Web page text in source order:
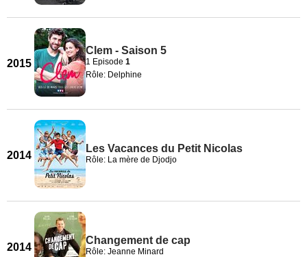
2015
Clem - Saison 5
1 Episode 1
Rôle: Delphine
2014
Les Vacances du Petit Nicolas
Rôle: La mère de Djodjo
2014
Changement de cap
Rôle: Jeanne Minard